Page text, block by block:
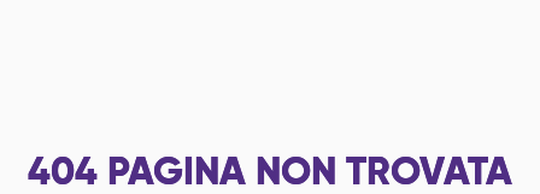
404 PAGINA NON TROVATA